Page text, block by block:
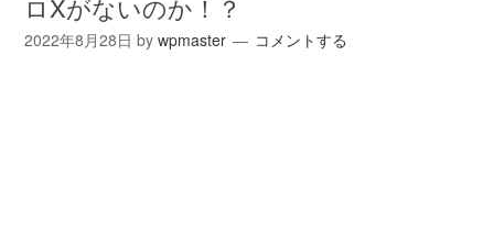
ロXがないのか！？
2022年8月28日 bywpmaster コメントする